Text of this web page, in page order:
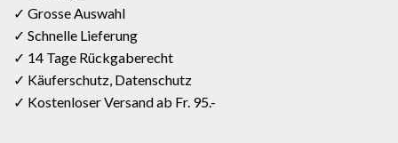
✓ Grosse Auswahl
✓ Schnelle Lieferung
✓ 14 Tage Rückgaberecht
✓ Käuferschutz, Datenschutz
✓ Kostenloser Versand ab Fr. 95.-